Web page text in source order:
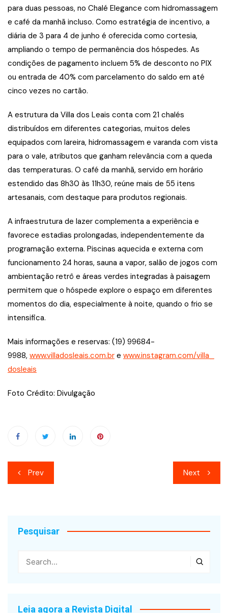
para duas pessoas, no Chalé Elegance com hidromassagem
e café da manhã incluso. Como estratégia de incentivo, a
diária de 3 para 4 de junho é oferecida como cortesia,
ampliando o tempo de permanência dos hóspedes. As
condições de pagamento incluem 5% de desconto no PIX
ou entrada de 40% com parcelamento do saldo em até
cinco vezes no cartão.
A estrutura da Villa dos Leais conta com 21 chalés
distribuídos em diferentes categorias, muitos deles
equipados com lareira, hidromassagem e varanda com vista
para o vale, atributos que ganham relevância com a queda
das temperaturas. O café da manhã, servido em horário
estendido das 8h30 às 11h30, reúne mais de 55 itens
artesanais, com destaque para produtos regionais.
A infraestrutura de lazer complementa a experiência e
favorece estadias prolongadas, independentemente da
programação externa. Piscinas aquecida e externa com
funcionamento 24 horas, sauna a vapor, salão de jogos com
ambientação retrô e áreas verdes integradas à paisagem
permitem que o hóspede explore o espaço em diferentes
momentos do dia, especialmente à noite, quando o frio se
intensifica.
Mais informações e reservas: (19) 99684-
9988, www.villadosleais.com.br e www.instagram.com/villa_
dosleais
Foto Crédito: Divulgação
Navegação
de
Prev Next
Pesquisar
Leia agora a Revista Digital